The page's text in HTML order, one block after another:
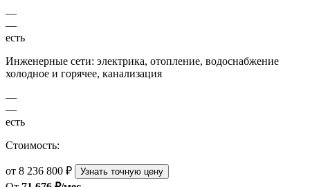
—
—
есть
Инженерные сети: электрика, отопление, водоснабжение
холодное и горячее, канализация
—
—
есть
Стоимость:
от 8 236 800 ₽ Узнать точную цену